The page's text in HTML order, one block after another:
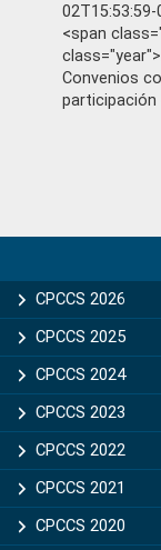
<span
Convenios
participación
Sidebar
CPCCS 2026
CPCCS 2025
CPCCS 2024
CPCCS 2023
CPCCS 2022
CPCCS 2021
CPCCS 2020